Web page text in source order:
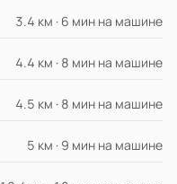
3.4 км · 6 мин на машине
4.4 км · 8 мин на машине
4.5 км · 8 мин на машине
5 км · 9 мин на машине